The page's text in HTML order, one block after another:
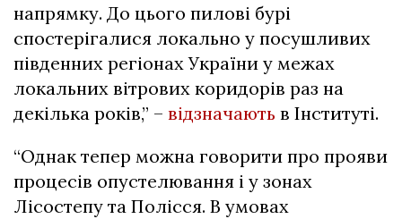
напрямку. До цього пилові бурі
спостерігалися локально у посушливих
південних регіонах України у межах
локальних вітрових коридорів раз на
декілька років,” – відзначають в Інституті.
“Однак тепер можна говорити про прояви
процесів опустелювання і у зонах
Лісостепу та Полісся. В умовах